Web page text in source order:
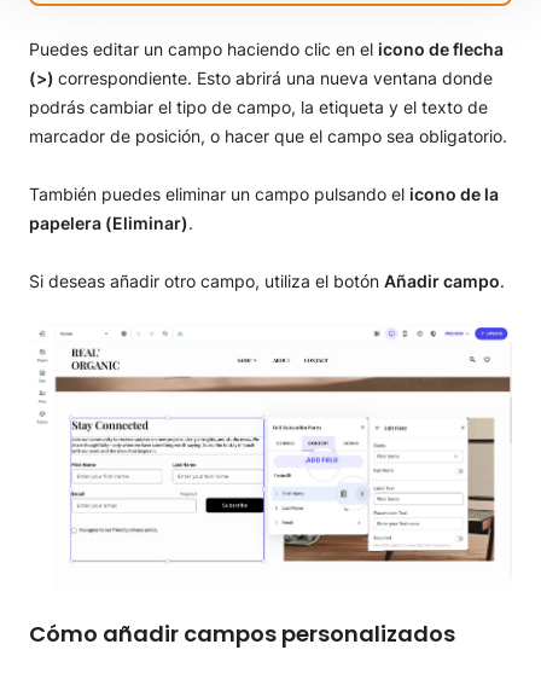
Puedes editar un campo haciendo clic en el icono de flecha
(>) correspondiente. Esto abrirá una nueva ventana donde
podrás cambiar el tipo de campo, la etiqueta y el texto de
marcador de posición, o hacer que el campo sea obligatorio.
También puedes eliminar un campo pulsando el icono de la
papelera (Eliminar).
Si deseas añadir otro campo, utiliza el botón Añadir campo.
Cómo añadir campos personalizados